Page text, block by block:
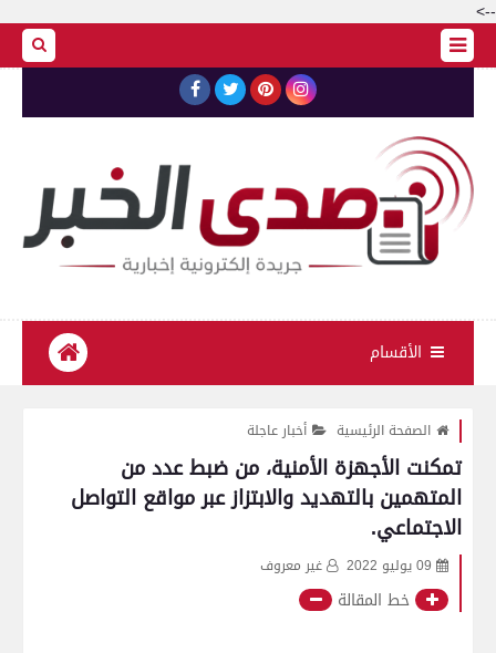
-->
الأقسام
الصفحة الرئيسية أخبار عاجلة
تمكنت الأجهزة الأمنية، من ضبط عدد من
المتهمين بالتهديد والابتزاز عبر مواقع التواصل
الاجتماعي.
09 يوليو 2022 غير معروف
خط المقالة